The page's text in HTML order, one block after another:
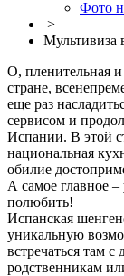
Фото
>
О, пленительная
стране,
еще раз
сервисом и
Испании. В этой
национальная
обилие
А самое главное
полюбить!
Испанская
уникальную
встречаться там
родственникам